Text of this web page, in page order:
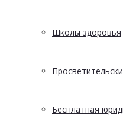
Школы здоровья
Бесплатная